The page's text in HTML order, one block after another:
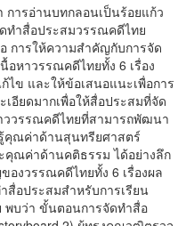
การอ่านบทกลอนเป็นร้อยแก้ว
ทำสื่อประสมวรรณคดีไทย
การให้ความสำคัญกับการจัด
อหาวรรณคดีไทยทั้ง 6 เรื่อง
ไข และให้ข้อเสนอแนะเพื่อการ
เอียดมากเพื่อให้สื่อประสมที่จัด
ววรรณคดีไทยที่สามารถพัฒนา
คุณค่าด้านสุนทรียศาสตร์
ณค่าด้านคติธรรม ได้อย่างลึก
งวรรณคดีไทยทั้ง 6 เรื่องผล
สื่อประสมสำหรับการเรียน
บว่า ขั้นตอนการจัดทำสื่อ